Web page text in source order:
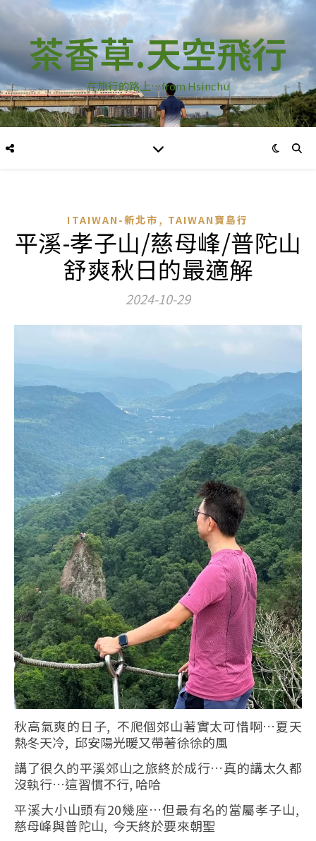
茶香草.天空飛行
在旅行的路上…from Hsinchu
ITAIWAN-新北市 , TAIWAN寶島行
平溪-孝子山/慈母峰/普陀山
舒爽秋日的最適解
2024-10-29
秋高氣爽的日子, 不爬個郊山著實太可惜啊…夏天
熱冬天冷, 邱安陽光暖又帶著徐徐的風
講了很久的平溪郊山之旅終於成行…真的講太久都
沒執行…這習慣不行, 哈哈
平溪大小山頭有20幾座…但最有名的當屬孝子山,
慈母峰與普陀山, 今天終於要來朝聖